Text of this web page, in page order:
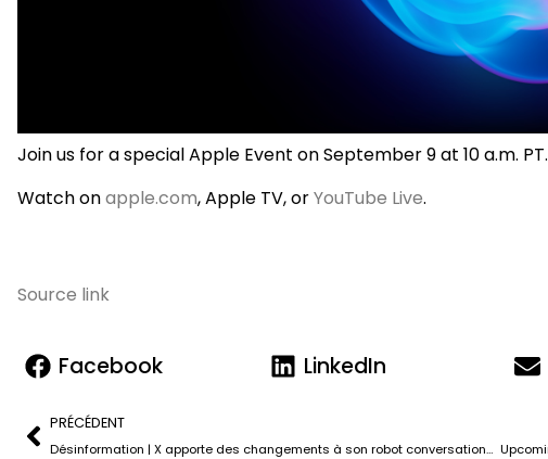
Join us for a special Apple Event on September 9 at 10 a.m. PT.
Watch onapple.com, Apple TV, orYouTube Live.
Source link
Facebook LinkedIn
PRÉCÉDENT
Désinformation | X apporte des changements à son robot conversationnel